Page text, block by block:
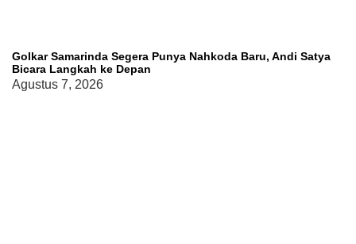
Golkar Samarinda Segera Punya Nahkoda Baru, Andi Satya
Bicara Langkah ke Depan
Agustus 7, 2026